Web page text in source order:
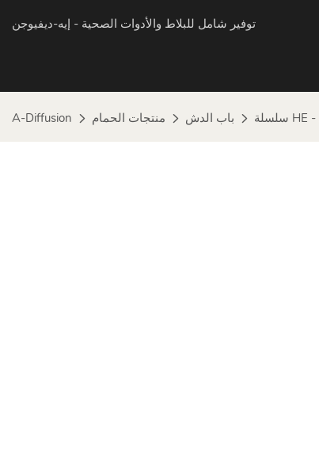
توفير شامل للبلاط والأدوات الصحية - إيه-ديفيوجن
A-Diffusion منتجات الحمام باب الدش